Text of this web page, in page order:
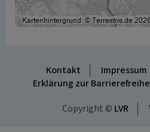
Kontakt Impressum
Erklärung zur
Copyright © LVR